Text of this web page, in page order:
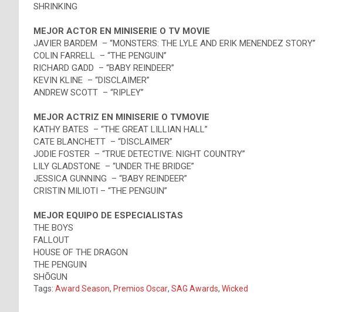
SHRINKING
MEJOR ACTOR EN MINISERIE O TV MOVIE
JAVIER BARDEM – “MONSTERS: THE LYLE AND ERIK MENENDEZ STORY”
COLIN FARRELL – “THE PENGUIN”
RICHARD GADD – “BABY REINDEER”
KEVIN KLINE – “DISCLAIMER”
ANDREW SCOTT – “RIPLEY”
MEJOR ACTRIZ EN MINISERIE O TVMOVIE
KATHY BATES – “THE GREAT LILLIAN HALL”
CATE BLANCHETT – “DISCLAIMER”
JODIE FOSTER – “TRUE DETECTIVE: NIGHT COUNTRY”
LILY GLADSTONE – “UNDER THE BRIDGE”
JESSICA GUNNING – “BABY REINDEER”
CRISTIN MILIOTI – “THE PENGUIN”
MEJOR EQUIPO DE ESPECIALISTAS
THE BOYS
FALLOUT
HOUSE OF THE DRAGON
THE PENGUIN
SHŌGUN
Tags: Award Season, Premios Oscar, SAG Awards, Wicked